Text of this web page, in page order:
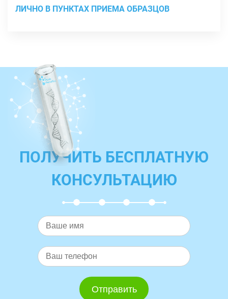
ЛИЧНО В ПУНКТАХ ПРИЕМА ОБРАЗЦОВ
ПОЛУЧИТЬ БЕСПЛАТНУЮ
КОНСУЛЬТАЦИЮ